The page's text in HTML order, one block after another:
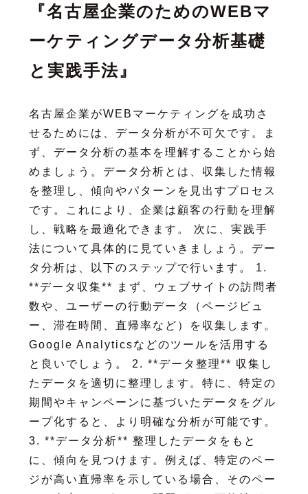
『名古屋企業のためのWEBマ
ーケティングデータ分析基礎
と実践手法』
名古屋企業がWEBマーケティングを成功さ
せるためには、データ分析が不可欠です。ま
ず、データ分析の基本を理解することから始
めましょう。データ分析とは、収集した情報
を整理し、傾向やパターンを見出すプロセス
です。これにより、企業は顧客の行動を理解
し、戦略を最適化できます。 次に、実践手
法について具体的に見ていきましょう。デー
タ分析は、以下のステップで行います。 1.
**データ収集** まず、ウェブサイトの訪問者
数や、ユーザーの行動データ（ページビュ
ー、滞在時間、直帰率など）を収集します。
Google Analyticsなどのツールを活用する
と良いでしょう。 2. **データ整理** 収集し
たデータを適切に整理します。特に、特定の
期間やキャンペーンに基づいたデータをグル
ープ化すると、より明確な分析が可能です。
3. **データ分析** 整理したデータをもと
に、傾向を見つけます。例えば、特定のペー
ジが高い直帰率を示している場合、そのペー